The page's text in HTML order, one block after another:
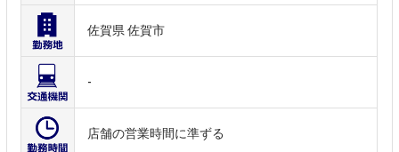
佐賀県 佐賀市
-
店舗の営業時間に準ずる